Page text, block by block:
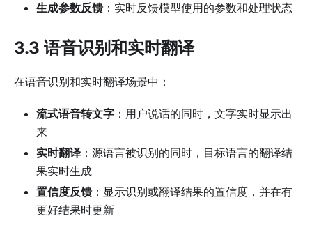
生成参数反馈 ：实时反馈模型使用的参数和处理状态
3.3 语音识别和实时翻译
在语音识别和实时翻译场景中：
流式语音转文字 ：用户说话的同时，文字实时显示出
来
实时翻译 ：源语言被识别的同时，目标语言的翻译结
果实时生成
置信度反馈 ：显示识别或翻译结果的置信度，并在有
更好结果时更新